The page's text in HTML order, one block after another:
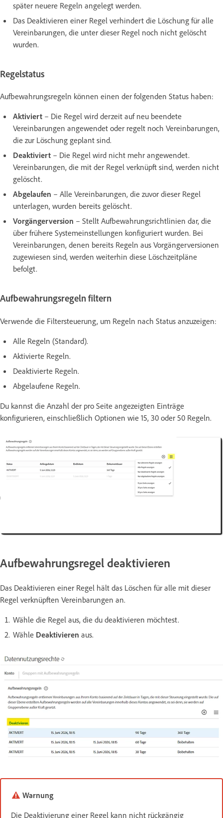
später neuere Regeln angelegt werden.
Das Deaktivieren einer Regel verhindert die Löschung für alle
Vereinbarungen, die unter dieser Regel noch nicht gelöscht
wurden.
Regelstatus
Aufbewahrungsregeln können einen der folgenden Status haben:
Aktiviert – Die Regel wird derzeit auf neu beendete
Vereinbarungen angewendet oder regelt noch Vereinbarungen,
die zur Löschung geplant sind.
Deaktiviert – Die Regel wird nicht mehr angewendet.
Vereinbarungen, die mit der Regel verknüpft sind, werden nicht
gelöscht.
Abgelaufen – Alle Vereinbarungen, die zuvor dieser Regel
unterlagen, wurden bereits gelöscht.
Vorgängerversion – Stellt Aufbewahrungsrichtlinien dar, die
über frühere Systemeinstellungen konfiguriert wurden. Bei
Vereinbarungen, denen bereits Regeln aus Vorgängerversionen
zugewiesen sind, werden weiterhin diese Löschzeitpläne
befolgt.
Aufbewahrungsregeln filtern
Verwende die Filtersteuerung, um Regeln nach Status anzuzeigen:
Alle Regeln (Standard).
Aktivierte Regeln.
Deaktivierte Regeln.
Abgelaufene Regeln.
Du kannst die Anzahl der pro Seite angezeigten Einträge
konfigurieren, einschließlich Optionen wie 15, 30 oder 50 Regeln.
Aufbewahrungsregel deaktivieren
Das Deaktivieren einer Regel hält das Löschen für alle mit dieser
Regel verknüpften Vereinbarungen an.
Wähle die Regel aus, die du deaktivieren möchtest.
Wähle Deaktivieren aus.
Warnung
Die Deaktivierung einer Regel kann nicht rückgängig